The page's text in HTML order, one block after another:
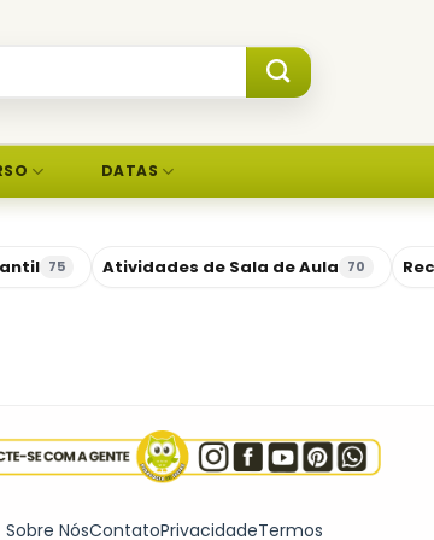
DATAS
75 Atividades de Sala de Aula 70
Sobre NósContatoPrivacidadeTermos